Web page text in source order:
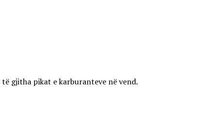
gjitha pikat e karburanteve në vend.